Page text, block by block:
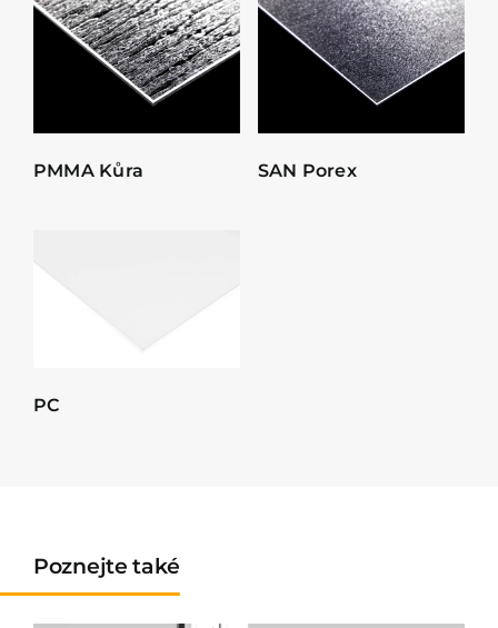
PMMA Kůra SAN Porex
PC
Poznejte také